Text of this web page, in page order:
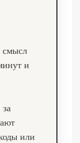
смысл
и
или